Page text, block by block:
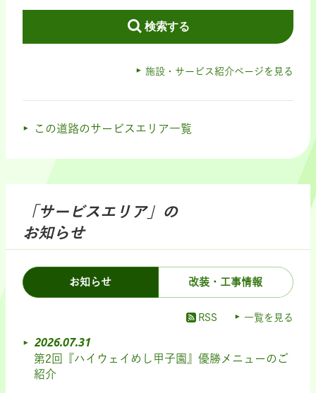
検索する
施設・サービス紹介ページを見る
この道路のサービスエリア一覧
「サービスエリア」の
お知らせ
お知らせ 改装・工事情報
RSS 一覧を見る
2026.07.31
第2回『ハイウェイめし甲子園』優勝メニューのご
紹介